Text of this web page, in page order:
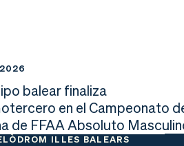
balear finaliza
en el Campeonato
de FFAA Absoluto
ILLES BALEARS